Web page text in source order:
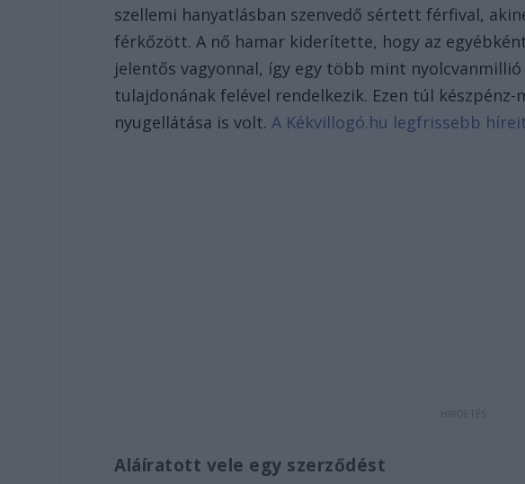
szellemi hanyatlásban szenvedő sértett férfival,
férkőzött. A nő hamar kiderítette, hogy az
jelentős vagyonnal, így egy több mint
tulajdonának felével rendelkezik. Ezen túl
nyugellátása is volt.A Kékvillogó.hu legfrissebb
Aláíratott vele egy szerződést